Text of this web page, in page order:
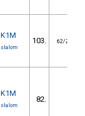
K1M
slalom
103. 62/ZS
K1M
slalom
82.